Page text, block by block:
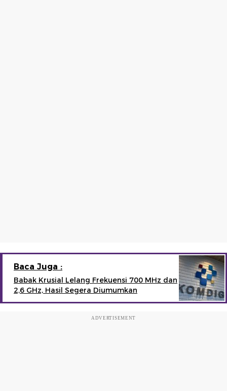
Baca Juga :
Babak Krusial Lelang Frekuensi 700 MHz dan
2,6 GHz, Hasil Segera Diumumkan
ADVERTISEMENT